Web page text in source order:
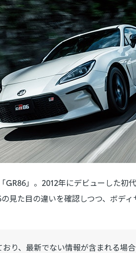
GR86」。2012年にデビューした
見た目の違いを確認しつつ、ボデ
り、最新でない情報が含まれる場